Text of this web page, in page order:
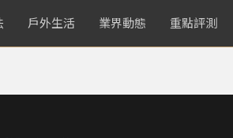
戶外生活 業界動態 重點評測